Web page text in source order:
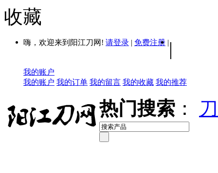
收藏
嗨，欢迎来到阳江刀网! 请登录 | 免费注册 | |
我的账户
我的账户 我的订单 我的留言 我的收藏 我的推荐
热门搜索 ：